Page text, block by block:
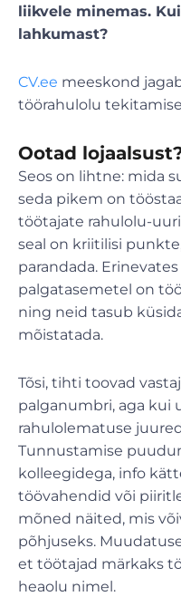
liikvele minemas.
lahkumast?
CV.ee meeskond
töörahulolu
Ootad
Seos on lihtne: mida
seda pikem on
töötajate rahulolu-
seal on kriitilisi
parandada.
palgatasemetel on
ning neid tasub
mõistatada.
Tõsi, tihti toovad
palganumbri, aga kui
rahulolematuse
Tunnustamise
kolleegidega, info
töövahendid või
mõned näited, mis
põhjuseks.
et töötajad märkaks
heaolu nimel.